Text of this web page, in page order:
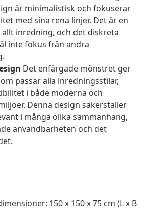
är minimalistisk och fokuserar
med sina rena linjer. Det är en
inredning, och det diskreta
inte fokus från andra
Det enfärgade mönstret ger
passar alla inredningsstilar,
i både moderna och
Denna design säkerställer
i många olika sammanhang,
användbarheten och det
150 x 150 x 75 cm (L x B